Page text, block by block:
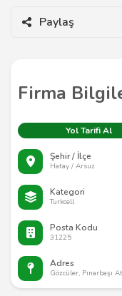
Paylaş
Firma
Yol Tarifi Al
Şehir / İlçe
Hatay / Arsuz
Kategori
Turkcell
Posta Kodu
31225
Adres
Gözcüler, Pınarbaşı